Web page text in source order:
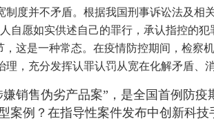
制度并不矛盾。根据我国刑事诉讼法及
自愿如实供述自己的罪行，承认指控的
这是一种常态。在疫情防控期间，检察
，充分发挥认罪认罚从宽在化解矛盾、
销售伪劣产品案”，是全国首例防
例？在指导性案件发布中创新科